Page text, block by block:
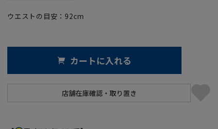
ウエストの目安： 92cm
カートに入れる